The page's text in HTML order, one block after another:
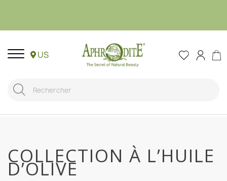
US
COLLECTION À L’HUILE
D’OLIVE